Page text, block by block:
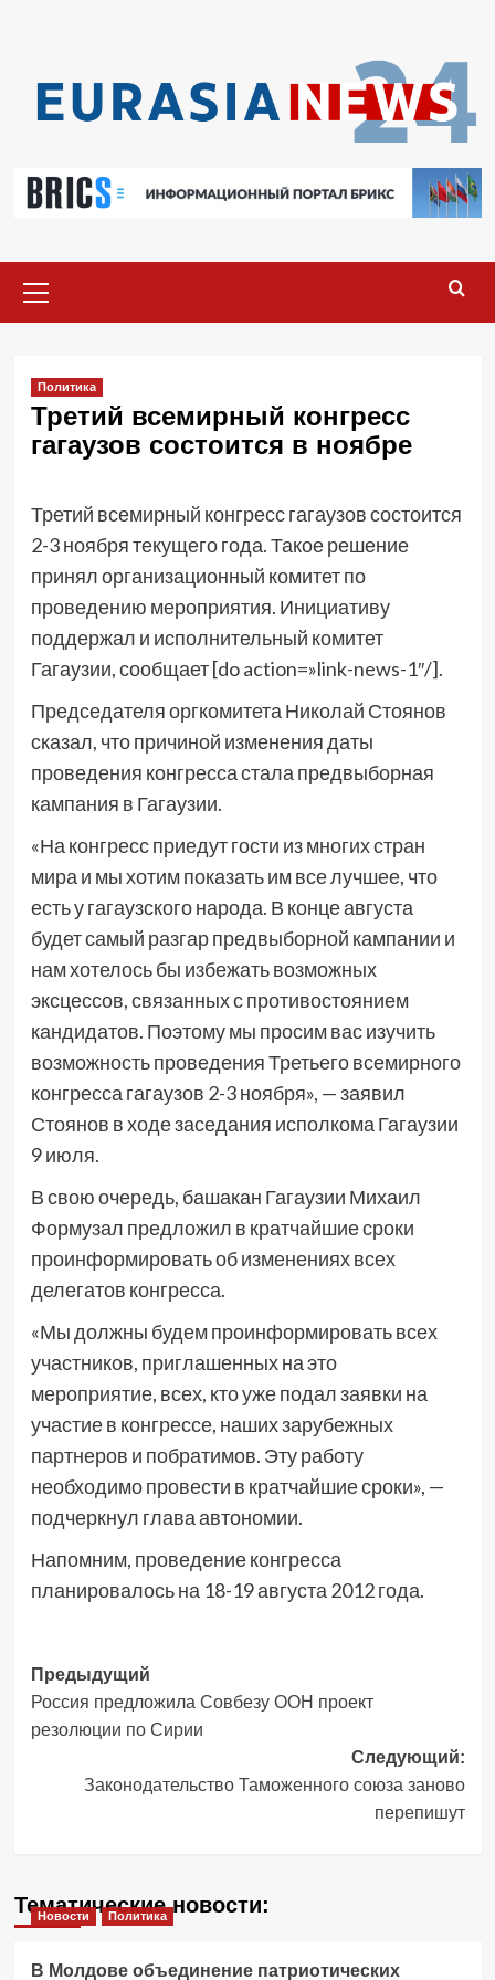
меню
Политика
Третий всемирный конгресс
гагаузов состоится в ноябре
Третий всемирный конгресс гагаузов состоится
2-3 ноября текущего года. Такое решение
принял организационный комитет по
проведению мероприятия. Инициативу
поддержал и исполнительный комитет
Гагаузии, сообщает [do action=»link-news-1″/].
Председателя оргкомитета Николай Стоянов
сказал, что причиной изменения даты
проведения конгресса стала предвыборная
кампания в Гагаузии.
«На конгресс приедут гости из многих стран
мира и мы хотим показать им все лучшее, что
есть у гагаузского народа. В конце августа
будет самый разгар предвыборной кампании и
нам хотелось бы избежать возможных
эксцессов, связанных с противостоянием
кандидатов. Поэтому мы просим вас изучить
возможность проведения Третьего всемирного
конгресса гагаузов 2-3 ноября», — заявил
Стоянов в ходе заседания исполкома Гагаузии
9 июля.
В свою очередь, башакан Гагаузии Михаил
Формузал предложил в кратчайшие сроки
проинформировать об изменениях всех
делегатов конгресса.
«Мы должны будем проинформировать всех
участников, приглашенных на это
мероприятие, всех, кто уже подал заявки на
участие в конгрессе, наших зарубежных
партнеров и побратимов. Эту работу
необходимо провести в кратчайшие сроки», —
подчеркнул глава автономии.
Напомним, проведение конгресса
планировалось на 18-19 августа 2012 года.
Навигация
записи
Предыдущий
Россия предложила Совбезу ООН проект
резолюции по Сирии
Следующий:
Законодательство Таможенного союза заново
перепишут
Тематические новости:
Новости Политика
В Молдове объединение патриотических